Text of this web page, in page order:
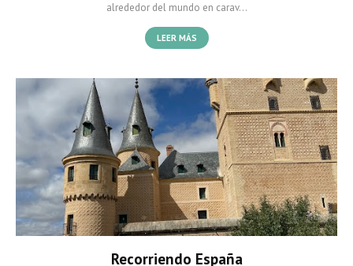
alrededor del mundo en carav…
LEER MÁS
Recorriendo España